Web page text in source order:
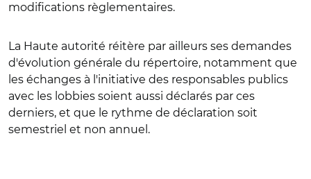
modifications règlementaires.
La Haute autorité réitère par ailleurs ses demandes
d'évolution générale du répertoire, notamment que
les échanges à l'initiative des responsables publics
avec les lobbies soient aussi déclarés par ces
derniers, et que le rythme de déclaration soit
semestriel et non annuel.